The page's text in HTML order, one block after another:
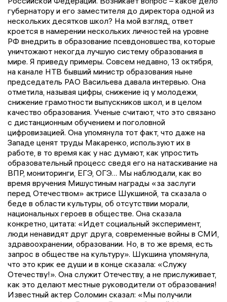
губернатору и его заместителя до директора одной из
нескольких десятков школ? На мой взгляд, ответ
кроется в намерении нескольких личностей на уровне
РФ внедрить в образование псевдоновшества, которые
уничтожают некогда лучшую систему образования в
мире. Я приведу примеры. Совсем недавно, 13 октября,
на канале НТВ бывший министр образования ныне
председатель РАО Васильева давала интервью. Она
отметила, называя цифры, снижение iq у молодежи,
снижение грамотности выпускников школ, и в целом
качество образования. Ученые считают, что это связано
с дистанционным обучением и поголовной
цифровизацией. Она упомянула тот факт, что даже на
Западе ценят труды Макаренко, используют их в
работе, в то время как у нас думают, как упростить
образовательный процесс сведя его на натаскивание на
ВПР, мониторинги, ЕГЭ, ОГЭ… Мы наблюдали, как во
время вручения Мишустиным награды «за заслуги
перед Отечеством» актрисе Шукшиной, та сказала о
беде в области культуры, об отсутствии морали,
национальных героев в обществе. Она сказала
конкретно, цитата: «Идет социальный эксперимент,
люди ненавидят друг друга, современные войны в СМИ,
здравоохранении, образовании. Но, в то же время, есть
запрос в обществе на культуру». Шукшина упомянула,
что это крик ее души и в конце сказала: «Служу
Отечеству!». Она служит Отечеству, а не прислуживает,
как это делают местные руководители от образования!
Известный актер Соломин сказал: «Мы получили